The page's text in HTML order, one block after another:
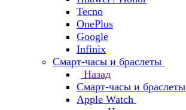
Tecno
OnePlus
Google
Infinix
Смарт-часы и браслеты
Назад
Смарт-часы и браслеты
Apple Watch